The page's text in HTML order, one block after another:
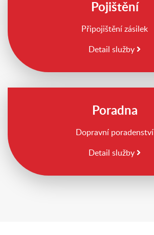
Pojištění
Připojištění zásilek
Detail služby
Poradna
Dopravní poradenství
Detail služby